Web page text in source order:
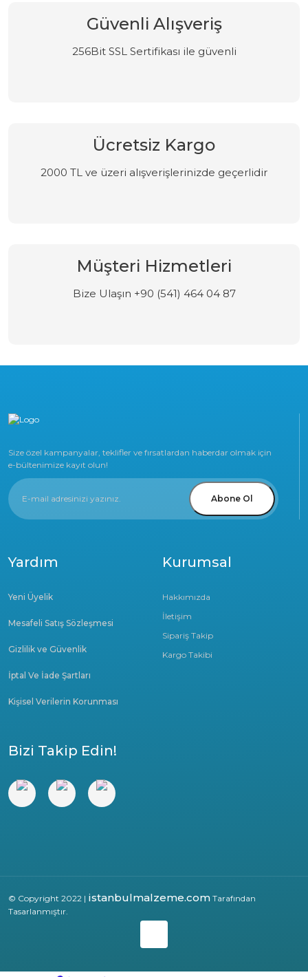
Güvenli Alışveriş
256Bit SSL Sertifikası ile güvenli
Ücretsiz Kargo
2000 TL ve üzeri alışverişlerinizde geçerlidir
Müşteri Hizmetleri
Bize Ulaşın +90 (541) 464 04 87
Size özel kampanyalar, teklifler ve fırsatlardan haberdar olmak için
e-bültenimize kayıt olun!
Abone Ol
Kurumsal
Hakkımızda
İletişim
Sipariş Takip
Kargo Takibi
Yardım
Yeni Üyelik
Mesafeli Satış Sözleşmesi
Gizlilik ve Güvenlik
İptal Ve İade Şartları
Kişisel Verilerin Korunması
Bizi Takip Edin!
© Copyright 2022 | istanbulmalzeme.com Tarafından
Tasarlanmıştır.